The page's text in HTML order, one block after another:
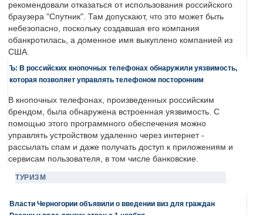
рекомендовали отказаться от использования российского
браузера "Спутник". Там допускают, что это может быть
небезопасно, поскольку создавшая его компания
обанкротилась, а доменное имя выкуплено компанией из
США.
Ъ: В российских кнопочных телефонах обнаружили уязвимость,
которая позволяет управлять телефоном посторонним
В кнопочных телефонах, произведенных российским
брендом, была обнаружена встроенная уязвимость. С
помощью этого программного обеспечения можно
управлять устройством удаленно через интернет -
рассылать спам и даже получать доступ к приложениям и
сервисам пользователя, в том числе банковские.
ТУРИЗМ
Власти Черногории объявили о введении виз для граждан